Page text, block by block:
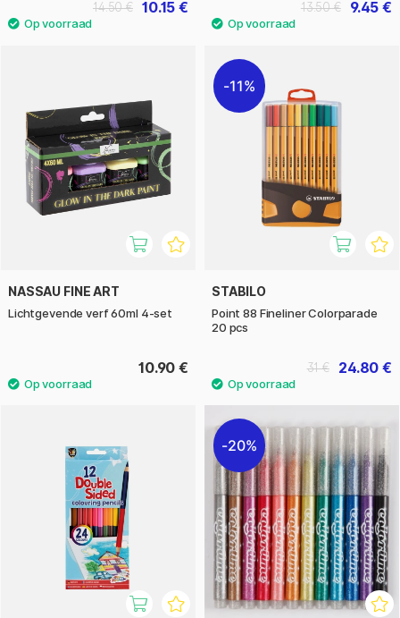
10.15 €
14.50 € 9.45 €
13.50 €
NASSAU FINE ART
Lichtgevende verf 60ml 4-set
10.90 €
11%
STABILO
Point 88 Fineliner Colorparade
20 pcs
24.80 €
31 €
20%